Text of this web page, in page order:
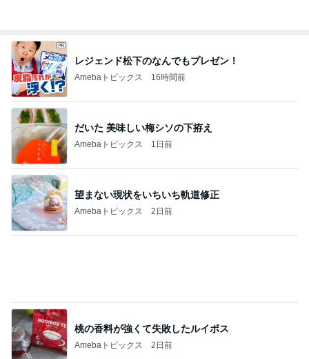
給食が恋しすぎる学童のお弁当
ワークマンのスニーカーより高い靴下
Amebaトピックス 9時間前